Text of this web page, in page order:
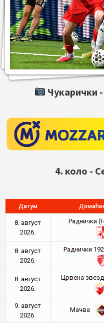
Чукарички -
4. коло -
Датум
8. август
2026.
Раднички
8. август
2026.
Раднички
8. август
2026.
Црвена
9. август
2026.
Мачва